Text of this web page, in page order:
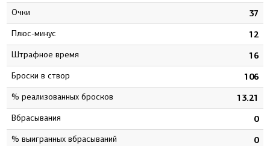
Очки 37
Плюс-минус 12
штрафное время 16
Броски в створ 106
% реализованных бросков 13.21
Вбрасывания 0
% выигранных вбрасываний 0